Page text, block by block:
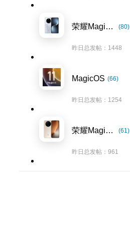
荣耀Magic7系列 (80)
昨日总发帖：1448
MagicOS (66)
昨日总发帖：1254
荣耀Magic8系列 (61)
昨日总发帖：961